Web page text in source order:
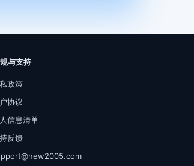
与支持
政策
协议
信息清单
反馈